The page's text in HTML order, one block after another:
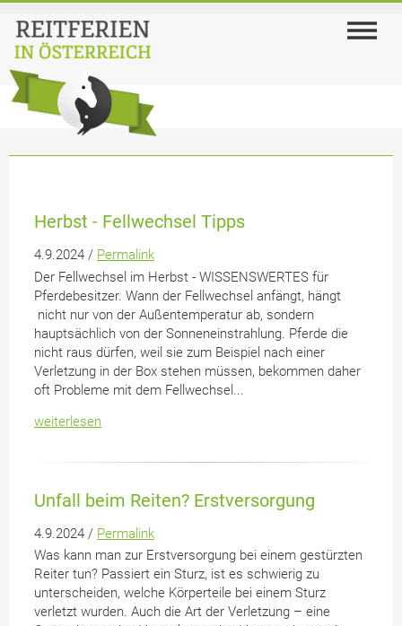
Herbst - Fellwechsel Tipps
4.9.2024 / Permalink
Der Fellwechsel im Herbst - WISSENSWERTES für
Pferdebesitzer. Wann der Fellwechsel anfängt, hängt
nicht nur von der Außentemperatur ab, sondern
hauptsächlich von der Sonneneinstrahlung. Pferde die
nicht raus dürfen, weil sie zum Beispiel nach einer
Verletzung in der Box stehen müssen, bekommen daher
oft Probleme mit dem Fellwechsel...
weiterlesen
Unfall beim Reiten? Erstversorgung
4.9.2024 / Permalink
Was kann man zur Erstversorgung bei einem gestürzten
Reiter tun? Passiert ein Sturz, ist es schwierig zu
unterscheiden, welche Körperteile bei einem Sturz
verletzt wurden. Auch die Art der Verletzung – eine